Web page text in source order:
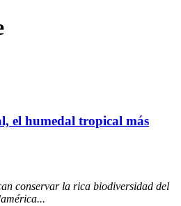
el humedal tropical más
conservar la rica biodiversidad del